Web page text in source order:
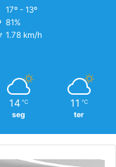
17º - 13º
81%
1.78 km/h
14 ℃
seg
11 ℃
ter